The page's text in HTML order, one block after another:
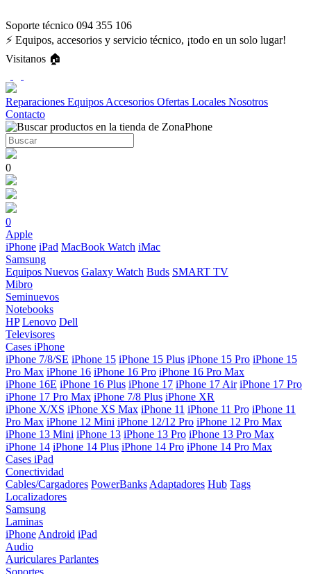
Soporte técnico 094 355 106
⚡ Equipos, accesorios y servicio técnico, ¡todo en un solo lugar!
Visitanos 🏠
Reparaciones Equipos Accesorios Ofertas Locales Nosotros
Contacto
0
0
Apple
iPhone iPad MacBook Watch iMac
Samsung
Equipos Nuevos Galaxy Watch Buds SMART TV
Mibro
Seminuevos
Notebooks
HP Lenovo Dell
Televisores
Cases iPhone
iPhone 7/8/SE iPhone 15 iPhone 15 Plus iPhone 15 Pro iPhone 15
Pro Max iPhone 16 iPhone 16 Pro iPhone 16 Pro Max
iPhone 16E iPhone 16 Plus iPhone 17 iPhone 17 Air iPhone 17 Pro
iPhone 17 Pro Max iPhone 7/8 Plus iPhone XR
iPhone X/XS iPhone XS Max iPhone 11 iPhone 11 Pro iPhone 11
Pro Max iPhone 12 Mini iPhone 12/12 Pro iPhone 12 Pro Max
iPhone 13 Mini iPhone 13 iPhone 13 Pro iPhone 13 Pro Max
iPhone 14 iPhone 14 Plus iPhone 14 Pro iPhone 14 Pro Max
Cases iPad
Conectividad
Cables/Cargadores PowerBanks Adaptadores Hub Tags
Localizadores
Samsung
Laminas
iPhone Android iPad
Audio
Auriculares Parlantes
Soportes